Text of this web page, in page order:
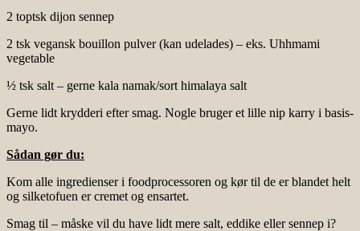
2 toptsk dijon sennep
2 tsk vegansk bouillon pulver (kan udelades) – eks. Uhhmami
vegetable
½ tsk salt – gerne kala namak/sort himalaya salt
Gerne lidt krydderi efter smag. Nogle bruger et lille nip karry i basis-
mayo.
Sådan gør du:
Kom alle ingredienser i foodprocessoren og kør til de er blandet helt
og silketofuen er cremet og ensartet.
Smag til – måske vil du have lidt mere salt, eddike eller sennep i?